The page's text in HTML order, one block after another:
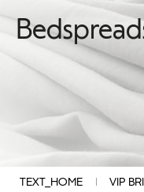
TEXT_HOME VIP
Καθαρισμός
Φίλτρων
CATEGORIES
King sized
bedspreads
Queen
sized